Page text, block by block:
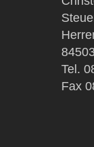
Tel.
Fax